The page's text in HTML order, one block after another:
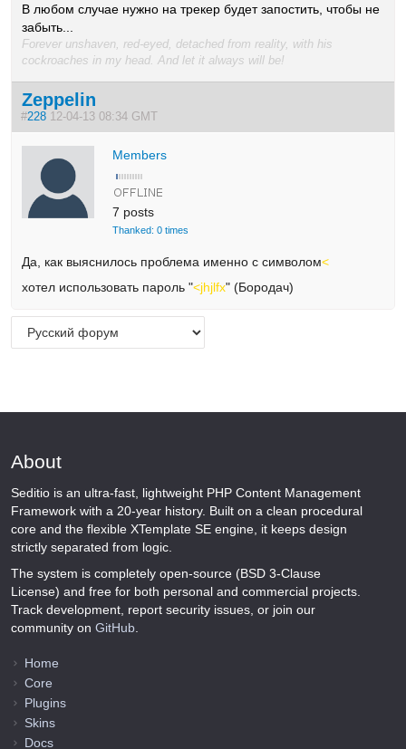
В любом случае нужно на трекер будет запостить, чтобы не
забыть...
Forever unshaven, red-eyed, detached from reality, with his
cockroaches in my head. And let it always will be!
Zeppelin
#228 12-04-13 08:34 GMT
Members
7 posts
Thanked: 0 times
Да, как выяснилось проблема именно с символом<
хотел использовать пароль "<jhjlfx" (Бородач)
About
Seditio is an ultra-fast, lightweight PHP Content Management
Framework with a 20-year history. Built on a clean procedural
core and the flexible XTemplate SE engine, it keeps design
strictly separated from logic.
The system is completely open-source (BSD 3-Clause
License) and free for both personal and commercial projects.
Track development, report security issues, or join our
community on GitHub
Home
Core
Plugins
Skins
Docs